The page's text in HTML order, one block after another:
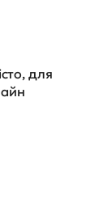
для